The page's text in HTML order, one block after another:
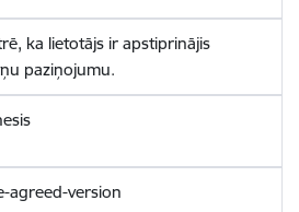
ka lietotājs ir apstiprinājis
paziņojumu.
agreed-version